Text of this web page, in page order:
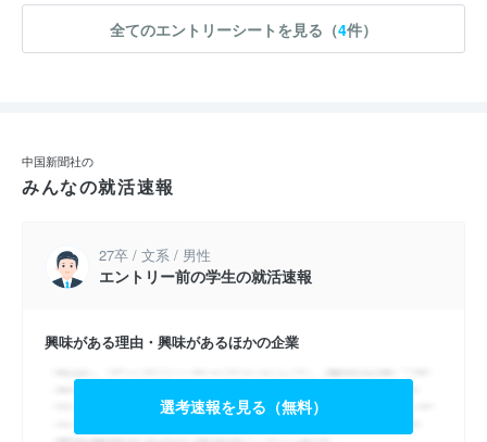
全てのエントリーシートを見る（4件）
中国新聞社の
みんなの就活速報
27卒 / 文系 / 男性
エントリー前の学生の就活速報
興味がある理由・興味があるほかの企業
選考速報を見る（無料）